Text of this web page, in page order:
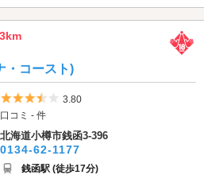
・コースト)
5つ星のうち3.5
3.80
口コミ - 件
北海道小樽市銭函3-396
0134-62-1177
銭函駅 (徒歩17分)